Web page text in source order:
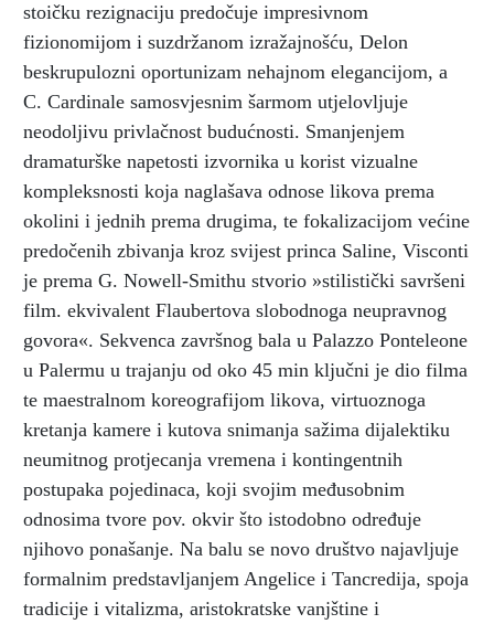
stoičku rezignaciju predočuje impresivnom
fizionomijom i suzdržanom izražajnošću, Delon
beskrupulozni oportunizam nehajnom elegancijom, a
C. Cardinale samosvjesnim šarmom utjelovljuje
neodoljivu privlačnost budućnosti. Smanjenjem
dramaturške napetosti izvornika u korist vizualne
kompleksnosti koja naglašava odnose likova prema
okolini i jednih prema drugima, te fokalizacijom većine
predočenih zbivanja kroz svijest princa Saline, Visconti
je prema G. Nowell-Smithu stvorio »stilistički savršeni
film. ekvivalent Flaubertova slobodnoga neupravnog
govora«. Sekvenca završnog bala u Palazzo Ponteleone
u Palermu u trajanju od oko 45 min ključni je dio filma
te maestralnom koreografijom likova, virtuoznoga
kretanja kamere i kutova snimanja sažima dijalektiku
neumitnog protjecanja vremena i kontingentnih
postupaka pojedinaca, koji svojim međusobnim
odnosima tvore pov. okvir što istodobno određuje
njihovo ponašanje. Na balu se novo društvo najavljuje
formalnim predstavljanjem Angelice i Tancredija, spoja
tradicije i vitalizma, aristokratske vanjštine i